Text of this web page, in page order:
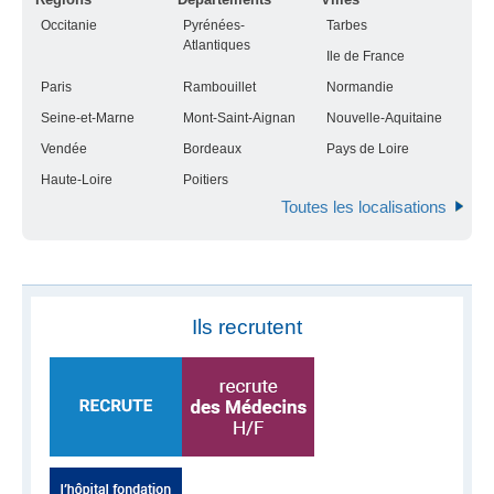
Occitanie
Pyrénées-
Atlantiques
Tarbes
Ile de France
Paris
Rambouillet
Normandie
Seine-et-Marne
Mont-Saint-Aignan
Nouvelle-Aquitaine
Vendée
Bordeaux
Pays de Loire
Haute-Loire
Poitiers
Toutes les localisations
Ils recrutent